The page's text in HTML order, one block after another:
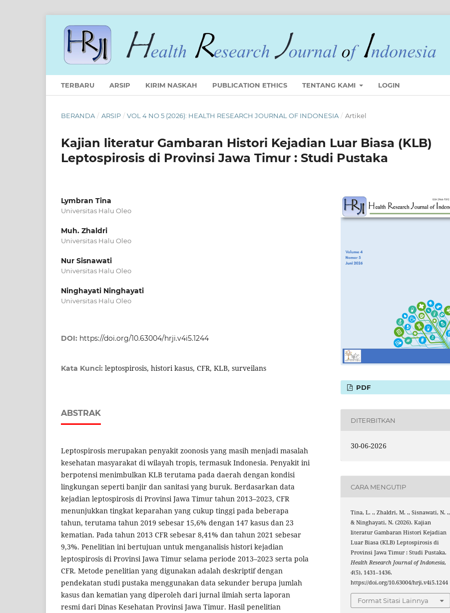
TERBARU ARSIP KIRIM NASKAH PUBLICATION ETHICS TENTANG KAMI LOGIN
BERANDA / ARSIP / VOL 4 NO 5 (2026): HEALTH RESEARCH JOURNAL OF INDONESIA / Artikel
Kajian literatur Gambaran Histori Kejadian Luar Biasa (KLB)
Leptospirosis di Provinsi Jawa Timur : Studi Pustaka
Lymbran Tina
Universitas Halu Oleo
Muh. Zhaldri
Universitas Halu Oleo
Nur Sisnawati
Universitas Halu Oleo
Ninghayati Ninghayati
Universitas Halu Oleo
DOI: https://doi.org/10.63004/hrji.v4i5.1244
Kata Kunci: leptospirosis, histori kasus, CFR, KLB, surveilans
ABSTRAK
Leptospirosis merupakan penyakit zoonosis yang masih menjadi masalah
kesehatan masyarakat di wilayah tropis, termasuk Indonesia. Penyakit ini
berpotensi menimbulkan KLB terutama pada daerah dengan kondisi
lingkungan seperti banjir dan sanitasi yang buruk. Berdasarkan data
kejadian leptospirosis di Provinsi Jawa Timur tahun 2013–2023, CFR
menunjukkan tingkat keparahan yang cukup tinggi pada beberapa
tahun, terutama tahun 2019 sebesar 15,6% dengan 147 kasus dan 23
kematian. Pada tahun 2013 CFR sebesar 8,41% dan tahun 2021 sebesar
9,3%. Penelitian ini bertujuan untuk menganalisis histori kejadian
leptospirosis di Provinsi Jawa Timur selama periode 2013–2023 serta pola
CFR. Metode penelitian yang digunakan adalah deskriptif dengan
pendekatan studi pustaka menggunakan data sekunder berupa jumlah
kasus dan kematian yang diperoleh dari jurnal ilmiah serta laporan
resmi dari Dinas Kesehatan Provinsi Jawa Timur. Hasil penelitian
PDF
DITERBITKAN
30-06-2026
CARA MENGUTIP
Tina, L. ., Zhaldri, M. ., Sisnawati, N. .,
& Ninghayati, N. (2026). Kajian
literatur Gambaran Histori Kejadian
Luar Biasa (KLB) Leptospirosis di
Provinsi Jawa Timur : Studi Pustaka.
Health Research Journal of Indonesia,
4(5), 1431–1436.
https://doi.org/10.63004/hrji.v4i5.1244
Format Sitasi Lainnya